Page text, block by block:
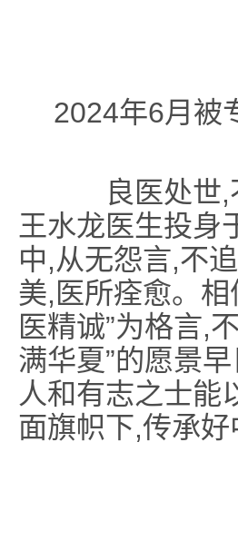
2024年6月被
良医处世,不
王水龙医生投身
中,从无怨言,不
美,医所痊愈。
医精诚”为格言,
满华夏”的愿景
人和有志之士能
面旗帜下,传承